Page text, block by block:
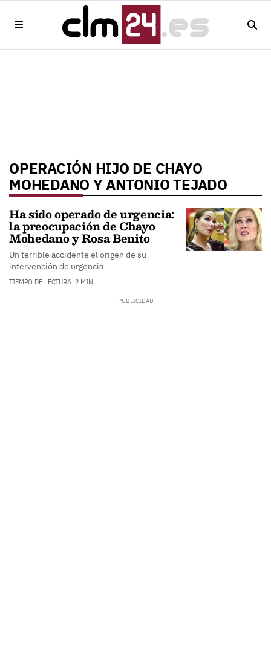
OPERACIÓN HIJO DE CHAYO
MOHEDANO Y ANTONIO TEJADO
Ha sido operado de urgencia:
la preocupación de Chayo
Mohedano y Rosa Benito
Un terrible accidente el origen de su
intervención de urgencia
TIEMPO DE LECTURA: 2 MIN.